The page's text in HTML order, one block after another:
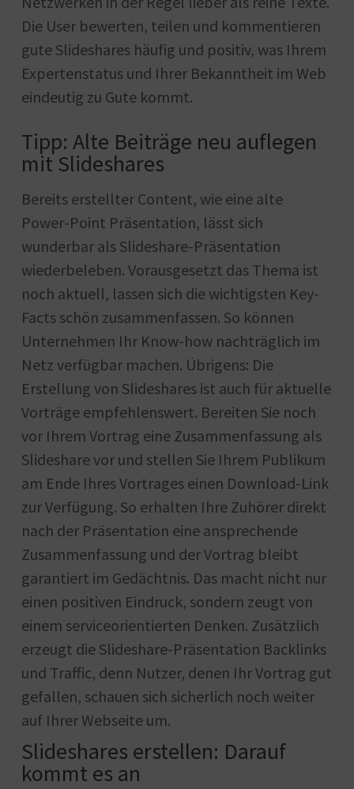
Die User bewerten, teilen und kommentieren
gute Slideshares häufig und positiv, was Ihrem
Expertenstatus und Ihrer Bekanntheit im Web
eindeutig zu Gute kommt.
Tipp: Alte Beiträge neu auflegen
mit Slideshares
Bereits erstellter Content, wie eine alte
Power-Point Präsentation, lässt sich
wunderbar als Slideshare-Präsentation
wiederbeleben. Vorausgesetzt das Thema ist
noch aktuell, lassen sich die wichtigsten Key-
Facts schön zusammenfassen. So können
Unternehmen Ihr Know-how nachträglich im
Netz verfügbar machen. Übrigens: Die
Erstellung von Slideshares ist auch für aktuelle
Vorträge empfehlenswert. Bereiten Sie noch
vor Ihrem Vortrag eine Zusammenfassung als
Slideshare vor und stellen Sie Ihrem Publikum
am Ende Ihres Vortrages einen Download-Link
zur Verfügung. So erhalten Ihre Zuhörer direkt
nach der Präsentation eine ansprechende
Zusammenfassung und der Vortrag bleibt
garantiert im Gedächtnis. Das macht nicht nur
einen positiven Eindruck, sondern zeugt von
einem serviceorientierten Denken. Zusätzlich
erzeugt die Slideshare-Präsentation Backlinks
und Traffic, denn Nutzer, denen Ihr Vortrag gut
gefallen, schauen sich sicherlich noch weiter
auf Ihrer Webseite um.
Slideshares erstellen: Darauf
kommt es an